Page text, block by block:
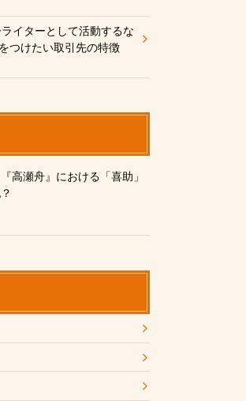
イターとして活動するな
つけたい取引先の特徴
『高瀬舟』における「喜助」